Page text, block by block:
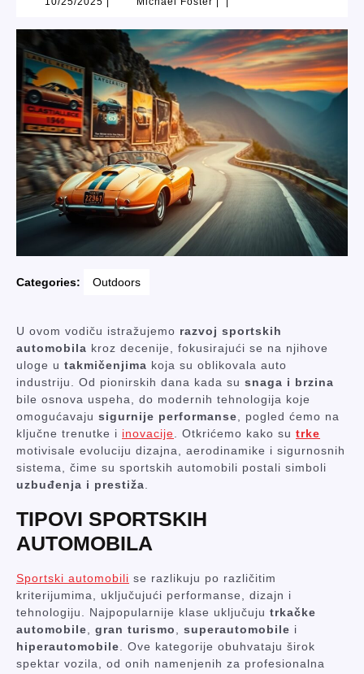
Categories: Outdoors
U ovom vodiču istražujemo razvoj sportskih
automobila kroz decenije, fokusirajući se na njihove
uloge u takmičenjima koja su oblikovala auto
industriju. Od pionirskih dana kada su snaga i brzina
bile osnova uspeha, do modernih tehnologija koje
omogućavaju sigurnije performanse , pogled ćemo na
ključne trenutke i inovacije . Otkrićemo kako su trke
motivisale evoluciju dizajna, aerodinamike i sigurnosnih
sistema, čime su sportskih automobili postali simboli
uzbuđenja i prestiža
TIPOVI SPORTSKIH
AUTOMOBILA
Sportski automobili se razlikuju po različitim
kriterijumima, uključujući performanse, dizajn i
tehnologiju. Najpopularnije klase uključuju trkačke
automobile
gran turismo superautomobile i
hiperautomobile . Ove kategorije obuhvataju širok
spektar vozila, od onih namenjenih za profesionalna